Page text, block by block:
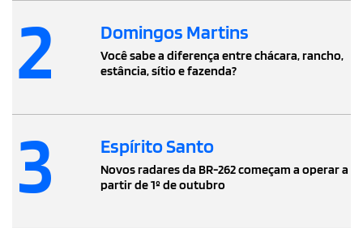
2 Domingos Martins
Você sabe a diferença entre chácara, rancho,
estância, sítio e fazenda?
3 Espírito Santo
Novos radares da BR-262 começam a operar a
partir de 1º de outubro